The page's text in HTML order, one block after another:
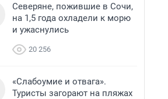
Северяне, пожившие в Сочи,
на 1,5 года охладели к морю
и ужаснулись
20 256
«Слабоумие и отвага».
Туристы загорают на пляжах